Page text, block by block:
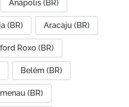
Anápolis (BR)
(BR) Aracaju (BR)
Roxo (BR)
Belém (BR)
(BR)